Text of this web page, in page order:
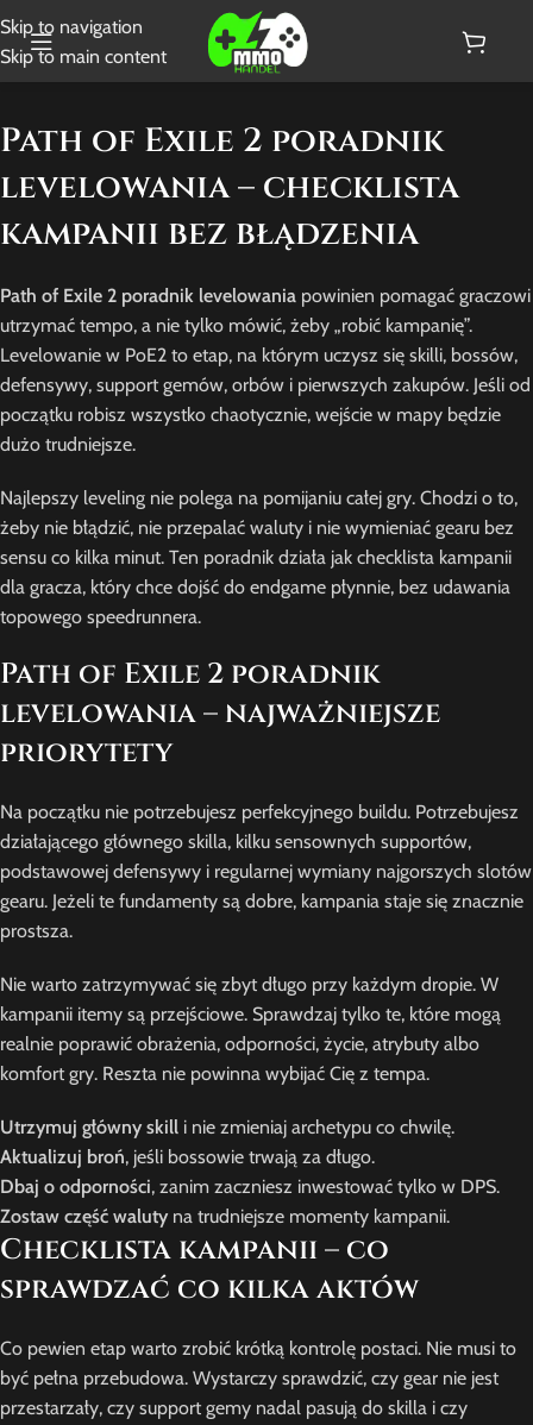
Skip to navigation
Skip to main content
Path of Exile 2 poradnik
levelowania – checklista
kampanii bez błądzenia
Path of Exile 2 poradnik levelowania powinien pomagać graczowi
utrzymać tempo, a nie tylko mówić, żeby „robić kampanię”.
Levelowanie w PoE2 to etap, na którym uczysz się skilli, bossów,
defensywy, support gemów, orbów i pierwszych zakupów. Jeśli od
początku robisz wszystko chaotycznie, wejście w mapy będzie
dużo trudniejsze.
Najlepszy leveling nie polega na pomijaniu całej gry. Chodzi o to,
żeby nie błądzić, nie przepalać waluty i nie wymieniać gearu bez
sensu co kilka minut. Ten poradnik działa jak checklista kampanii
dla gracza, który chce dojść do endgame płynnie, bez udawania
topowego speedrunnera.
Path of Exile 2 poradnik
levelowania – najważniejsze
priorytety
Na początku nie potrzebujesz perfekcyjnego buildu. Potrzebujesz
działającego głównego skilla, kilku sensownych supportów,
podstawowej defensywy i regularnej wymiany najgorszych slotów
gearu. Jeżeli te fundamenty są dobre, kampania staje się znacznie
prostsza.
Nie warto zatrzymywać się zbyt długo przy każdym dropie. W
kampanii itemy są przejściowe. Sprawdzaj tylko te, które mogą
realnie poprawić obrażenia, odporności, życie, atrybuty albo
komfort gry. Reszta nie powinna wybijać Cię z tempa.
Utrzymuj główny skill i nie zmieniaj archetypu co chwilę.
Aktualizuj broń, jeśli bossowie trwają za długo.
Dbaj o odporności, zanim zaczniesz inwestować tylko w DPS.
Zostaw część walutyna trudniejsze momenty kampanii.
Checklista kampanii – co
sprawdzać co kilka aktów
Co pewien etap warto zrobić krótką kontrolę postaci. Nie musi to
być pełna przebudowa. Wystarczy sprawdzić, czy gear nie jest
przestarzały, czy support gemy nadal pasują do skilla i czy